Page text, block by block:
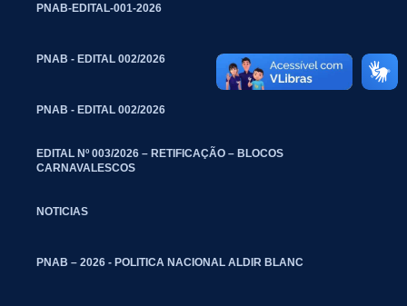
PNAB-EDITAL-001-2026
PNAB - EDITAL 002/2026
PNAB - EDITAL 002/2026
EDITAL Nº 003/2026 – RETIFICAÇÃO – BLOCOS
CARNAVALESCOS
NOTICIAS
PNAB – 2026 - POLITICA NACIONAL ALDIR BLANC